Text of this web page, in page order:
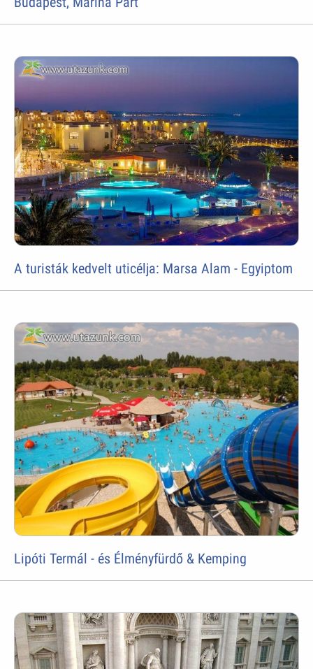
A turisták kedvelt uticélja: Marsa Alam - Egyiptom
Lipóti Termál - és Élményfürdő & Kemping